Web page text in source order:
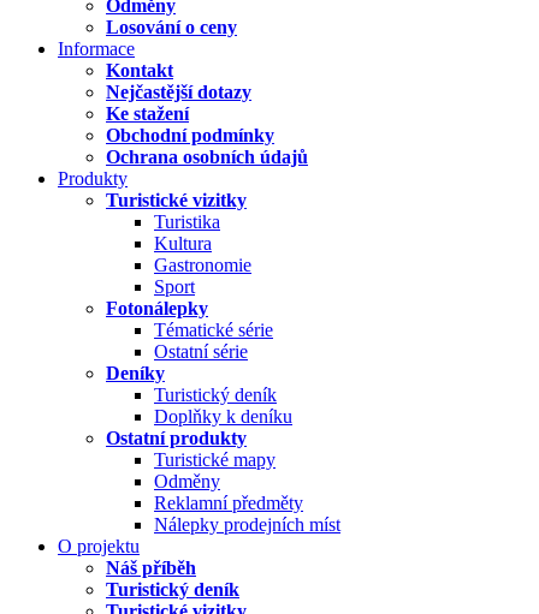
Odměny
Losování o ceny
Informace
Kontakt
Nejčastější dotazy
Ke stažení
Obchodní podmínky
Ochrana osobních údajů
Produkty
Turistické vizitky
Turistika
Kultura
Gastronomie
Sport
Fotonálepky
Tématické série
Ostatní série
Deníky
Turistický deník
Doplňky k deníku
Ostatní produkty
Turistické mapy
Odměny
Reklamní předměty
Nálepky prodejních míst
O projektu
Náš příběh
Turistický deník